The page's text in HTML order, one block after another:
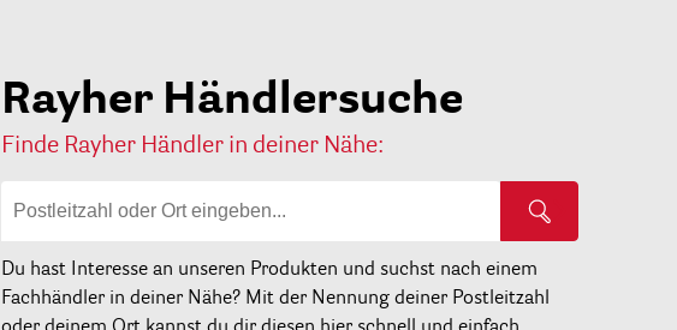
Rayher Händlersuche
Finde Rayher Händler in deiner Nähe:
Du hast Interesse an unseren Produkten und suchst nach einem
Fachhändler in deiner Nähe? Mit der Nennung deiner Postleitzahl